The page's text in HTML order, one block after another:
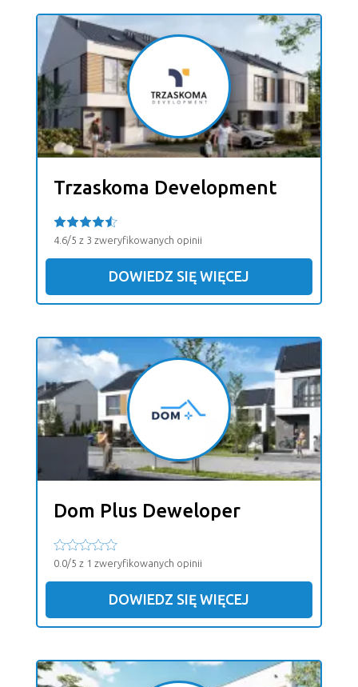
Trzaskoma Development
4.6/5 z 3 zweryfikowanych opinii
DOWIEDZ SIĘ WIĘCEJ
Dom Plus Deweloper
0.0/5 z 1 zweryfikowanych opinii
DOWIEDZ SIĘ WIĘCEJ